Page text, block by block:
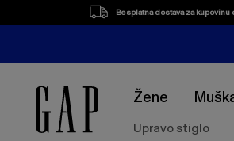
Besplatna dostava za kupovinu
Žene
Upravo stiglo
Popis